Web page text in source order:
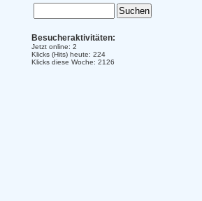
Besucheraktivitäten:
Jetzt online: 2
Klicks (Hits) heute: 224
Klicks diese Woche: 2126